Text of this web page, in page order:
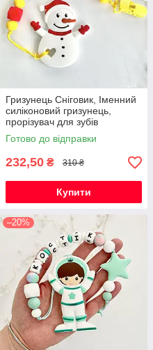
Гризунець Сніговик, Іменний
силіконовий гризунець,
прорізувач для зубів
Готово до відправки
232,50 ₴ 310 ₴
Купити
–20%